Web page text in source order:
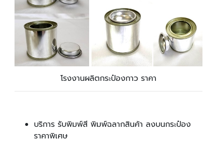
โรงงานผลิตกระป๋องกาว ราคา
บริการ รับพิมพ์สี พิมพ์ฉลากสินค้า ลงบนกระป๋อง
ราคาพิเศษ